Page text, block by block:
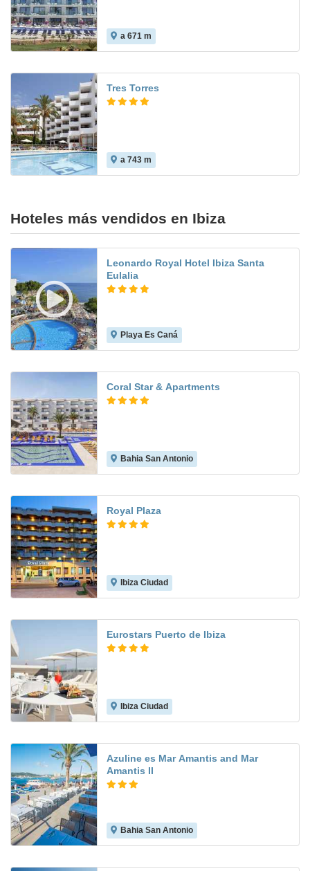
a 671 m
Tres Torres
a 743 m
Hoteles más vendidos en Ibiza
Leonardo Royal Hotel Ibiza Santa
Eulalia
Playa Es Caná
Coral Star & Apartments
Bahia San Antonio
Royal Plaza
Ibiza Ciudad
Eurostars Puerto de Ibiza
Ibiza Ciudad
Azuline es Mar Amantis and Mar
Amantis II
Bahia San Antonio